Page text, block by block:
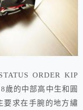
ORDER KIP
歲的中部高中生和圓
要求在手腕的地方繡